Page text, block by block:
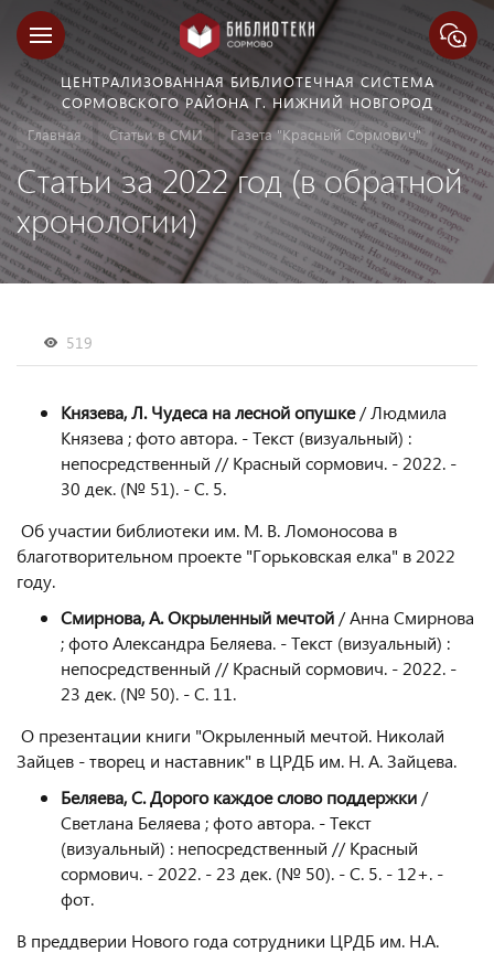
ЦЕНТРАЛИЗОВАННАЯ БИБЛИОТЕЧНАЯ СИСТЕМА
СОРМОВСКОГО РАЙОНА Г. НИЖНИЙ НОВГОРОД
Главная
Статьи в СМИ Газета "Красный Сормович"
Статьи за 2022 год (в обратной
хронологии)
519
Князева, Л. Чудеса на лесной опушке/ Людмила
Князева ; фото автора. - Текст (визуальный) :
непосредственный // Красный сормович. - 2022. -
30 дек. (№ 51). - С. 5.
Об участии библиотеки им. М. В. Ломоносова в
благотворительном проекте "Горьковская елка" в 2022
году.
Смирнова, А. Окрыленный мечтой / Анна Смирнова
; фото Александра Беляева. - Текст (визуальный) :
непосредственный // Красный сормович. - 2022. -
23 дек. (№ 50). - С. 11.
О презентации книги "Окрыленный мечтой. Николай
Зайцев - творец и наставник" в ЦРДБ им. Н. А. Зайцева.
Беляева, С. Дорого каждое слово поддержки /
Светлана Беляева ; фото автора. - Текст
(визуальный) : непосредственный // Красный
сормович. - 2022. - 23 дек. (№ 50). - С. 5. - 12+. -
фот.
В преддверии Нового года сотрудники ЦРДБ им. Н.А.